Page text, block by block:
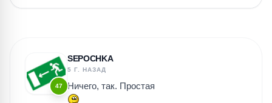
47
SEPOCHKA
5 Г. НАЗАД
Ничего, так. Простая